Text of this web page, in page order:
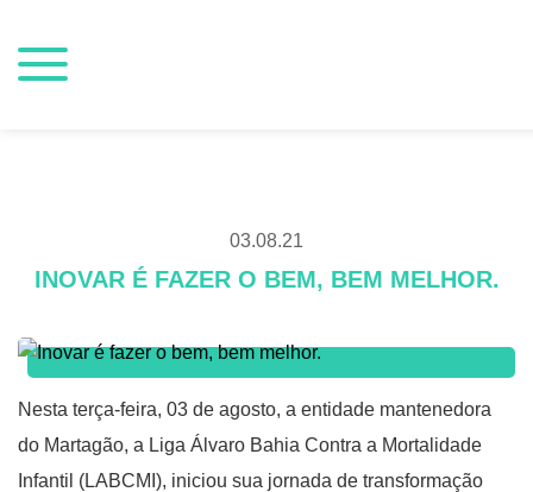
03.08.21
INOVAR É FAZER O BEM, BEM MELHOR.
Nesta terça-feira, 03 de agosto, a entidade mantenedora
do Martagão, a Liga Álvaro Bahia Contra a Mortalidade
Infantil (LABCMI), iniciou sua jornada de transformação